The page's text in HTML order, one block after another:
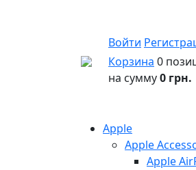
Войти
Корзина 0
на сумму0 грн.
Apple
Apple
Apple